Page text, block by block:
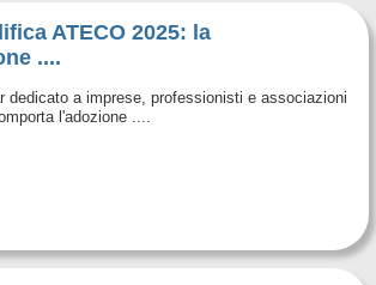
ATECO 2025: la
....
dedicato a imprese, professionisti e associazioni
l'adozione ....